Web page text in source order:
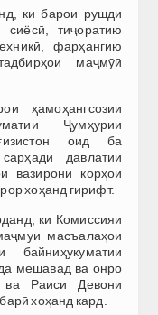
ки барои рушди
тиҷоратию
фарҳангию
маҷмӯӣ
ҳамоҳангсозии
Ҷумҳурии
оид ба
давлатии
вазирони корҳои
хоҳанд гирифт.
ки Комиссияи
масъалаҳои
мешавад ва онро
ва Раиси Девони
хоҳанд кард.